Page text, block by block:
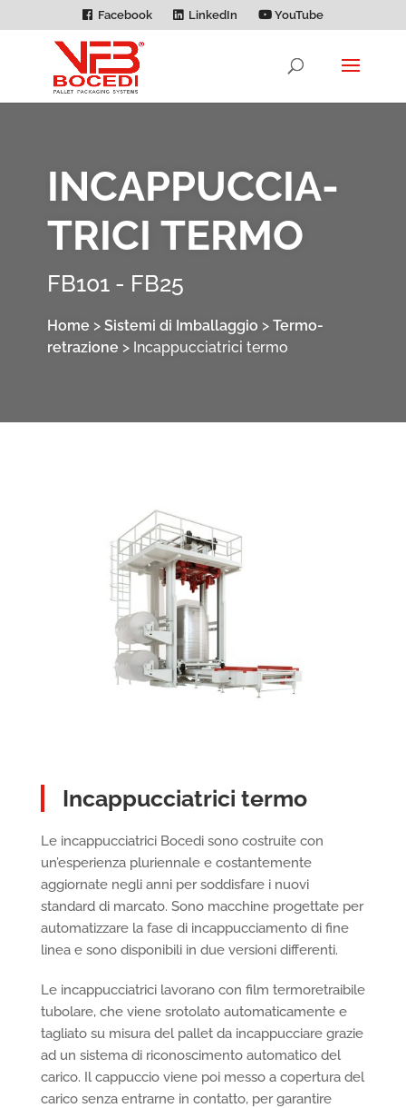
Facebook LinkedIn YouTube
INCAPPUCCIA­
TRICI TERMO
FB101 - FB25
Home > Sistemi di Imballaggio > Termo­­
retrazione > Incappuccia­trici termo
Incappuccia­trici termo
Le incappucciatrici Bocedi sono costruite con
un’esperienza pluriennale e costantemente
aggiornate negli anni per soddisfare i nuovi
standard di marcato. Sono macchine progettate per
automatizzare la fase di incappucciamento di fine
linea e sono disponibili in due versioni differenti.
Le incappucciatrici lavorano con film termoretraibile
tubolare, che viene srotolato automaticamente e
tagliato su misura del pallet da incappucciare grazie
ad un sistema di riconoscimento automatico del
carico. Il cappuccio viene poi messo a copertura del
carico senza entrarne in contatto, per garantire